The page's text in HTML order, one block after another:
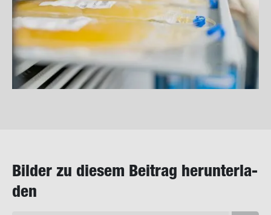
Bil­der zu die­sem Bei­trag her­un­ter­la­
den